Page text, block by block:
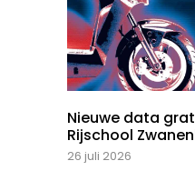
Nieuwe data
Rijschool
26 juli 2026